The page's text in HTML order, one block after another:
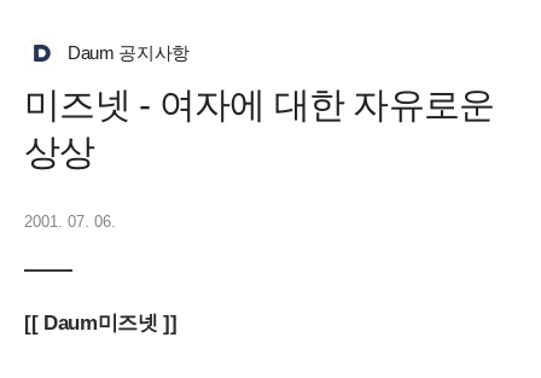
Daum 공지사항
미즈넷 - 여자에 대한 자유로운
상상
2001. 07. 06.
[[ Daum미즈넷 ]]